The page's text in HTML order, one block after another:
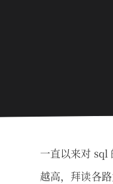
一直以来对 sql
越高，拜读各